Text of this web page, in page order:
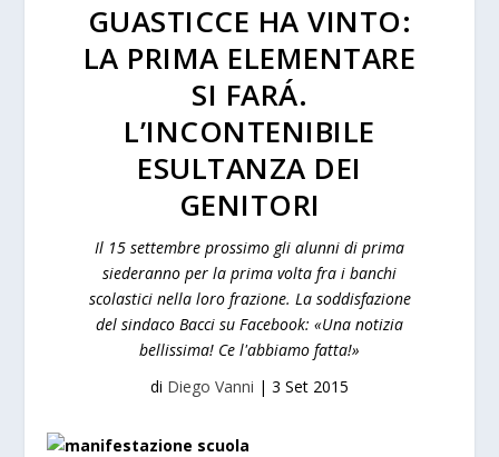
GUASTICCE HA VINTO:
LA PRIMA ELEMENTARE
SI FARÁ.
L’INCONTENIBILE
ESULTANZA DEI
GENITORI
Il 15 settembre prossimo gli alunni di prima
siederanno per la prima volta fra i banchi
scolastici nella loro frazione. La soddisfazione
del sindaco Bacci su Facebook: «Una notizia
bellissima! Ce l'abbiamo fatta!»
di Diego Vanni | 3 Set 2015